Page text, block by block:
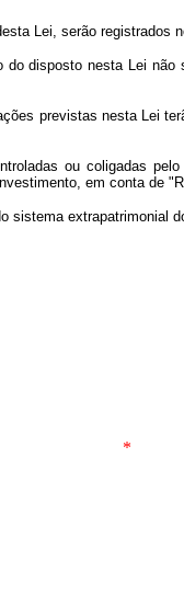
Lei, serão
disposto nesta Lei
previstas nesta Lei
ou coligadas
em conta de
sistema extrapatrimonial
*